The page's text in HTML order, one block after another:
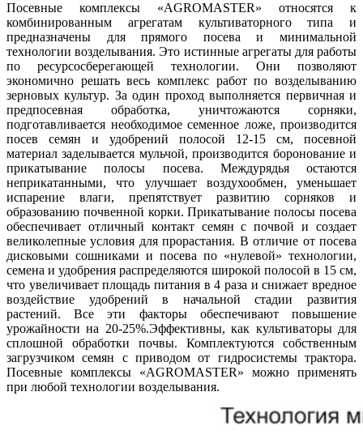
Посевные комплексы «AGROMASTER» относятся к
комбинированным агрегатам культиваторного типа и
предназначены для прямого посева и минимальной
технологии возделывания. Это истинные агрегаты для работы
по ресурсосберегающей технологии. Они позволяют
экономично решать весь комплекс работ по возделыванию
зерновых культур. За один проход выполняется первичная и
предпосевная обработка, уничтожаются сорняки,
подготавливается необходимое семенное ложе, производится
посев семян и удобрений полосой 12-15 см, посевной
материал заделывается мульчой, производится боронование и
прикатывание полосы посева. Междурядья остаются
неприкатанными, что улучшает воздухообмен, уменьшает
испарение влаги, препятствует развитию сорняков и
образованию почвенной корки. Прикатывание полосы посева
обеспечивает отличный контакт семян с почвой и создает
великолепные условия для прорастания. В отличие от посева
дисковыми сошниками и посева по «нулевой» технологии,
семена и удобрения распределяются широкой полосой в 15 см,
что увеличивает площадь питания в 4 раза и снижает вредное
воздействие удобрений в начальной стадии развития
растений. Все эти факторы обеспечивают повышение
урожайности на 20-25%.Эффективны, как культиваторы для
сплошной обработки почвы. Комплектуются собственным
загрузчиком семян с приводом от гидросистемы трактора.
Посевные комплексы «AGROMASTER» можно применять
при любой технологии возделывания.